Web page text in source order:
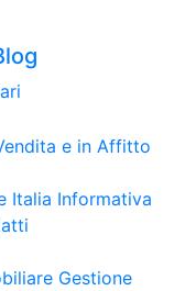
Italia Informativa
Gestione